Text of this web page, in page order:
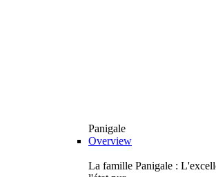
Panigale
Overview
La famille Panigale :